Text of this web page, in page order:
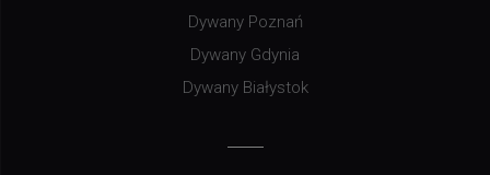
Dywany Poznań
Dywany Gdynia
Dywany Białystok